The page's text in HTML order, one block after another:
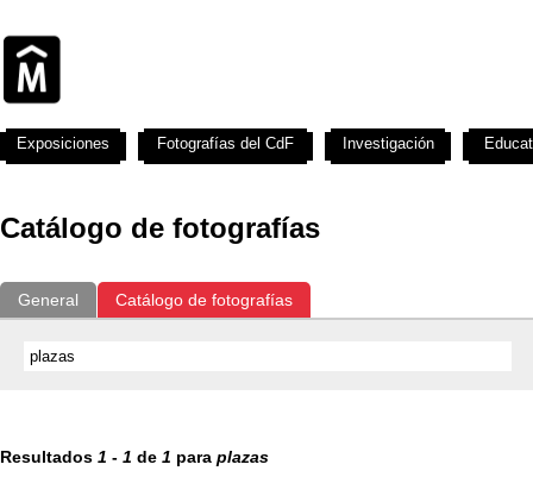
Catálogo de fotografías
General Catálogo de fotografías
Resultados 1 - 1 de 1 para plazas
Exposiciones Fotografías del CdF Investigación